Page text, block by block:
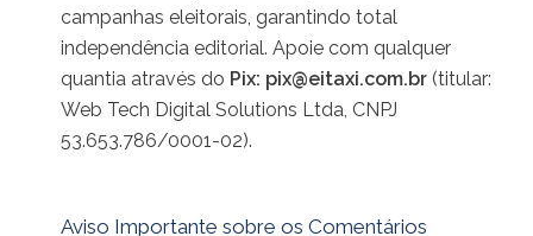
campanhas eleitorais, garantindo total
independência editorial. Apoie com qualquer
quantia através do Pix: pix@eitaxi.com.br (titular:
Web Tech Digital Solutions Ltda, CNPJ
53.653.786/0001-02).
Aviso Importante sobre os Comentários